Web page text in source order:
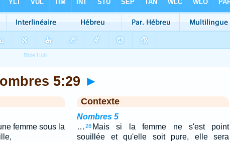
5:29 ►
femme sous la
Contexte
Nombres 5
… 28 Mais si la femme ne s'est point
souillée et qu'elle soit pure, elle sera